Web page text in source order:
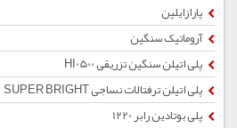
پارازایلین
آروماتیک سنگین
پلی اتیلن سنگین تزریقی HI0500
پلی اتیلن ترفتالات نساجی SUPER BRIGHT
پلی بوتادین رابر 1220